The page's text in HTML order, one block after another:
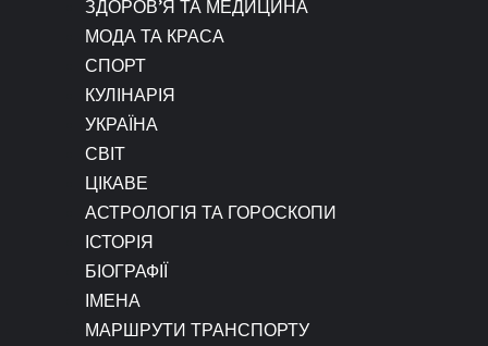
ЗДОРОВ’Я ТА МЕДИЦИНА
МОДА ТА КРАСА
СПОРТ
КУЛІНАРІЯ
УКРАЇНА
СВІТ
ЦІКАВЕ
АСТРОЛОГІЯ ТА ГОРОСКОПИ
ІСТОРІЯ
БІОГРАФІЇ
ІМЕНА
МАРШРУТИ ТРАНСПОРТУ